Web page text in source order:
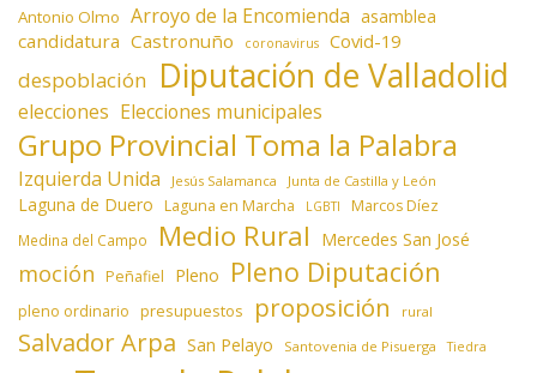
Antonio Olmo Arroyo de la Encomienda asamblea
candidatura Castronuño coronavirus Covid-19
despoblación Diputación de Valladolid
elecciones Elecciones municipales
Grupo Provincial Toma la Palabra
Izquierda Unida Jesús Salamanca Junta de Castilla y León
Laguna de Duero Laguna en Marcha LGBTI Marcos Díez
Medina del Campo Medio Rural Mercedes San José
moción Peñafiel Pleno Pleno Diputación
pleno ordinario presupuestos proposición rural
Salvador Arpa San Pelayo Santovenia de Pisuerga Tiedra